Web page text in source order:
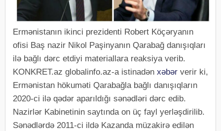
Ermənistanın ikinci prezidenti Robert Köçəryanın
ofisi Baş nazir Nikol Paşinyanın Qarabağ danışıqları
ilə bağlı dərc etdiyi materiallara reaksiya verib.
KONKRET.az globalinfo.az-a istinadən xəbər verir ki,
Ermənistan hökuməti Qarabağla bağlı danışıqların
2020-ci ilə qədər aparıldığı sənədləri dərc edib.
Nazirlər Kabinetinin saytında on üç fayl yerləşdirilib.
Sənədlərdə 2011-ci ildə Kazanda müzakirə edilən